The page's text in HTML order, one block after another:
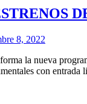
8, 2022
la nueva
con